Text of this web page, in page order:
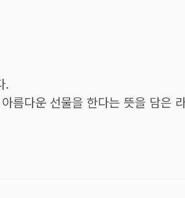
.
름다운 선물을 한다는 뜻을 담은